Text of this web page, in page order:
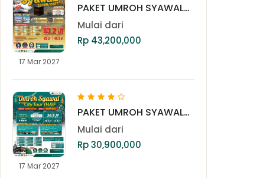
17 Mar 2027
PAKET UMROH SYAWAL
GOLD 17 MARET 2027
Mulai dari
Rp 43,200,000
17 Mar 2027
PAKET UMROH SYAWAL
17 MARET 2027
Mulai dari
Rp 30,900,000